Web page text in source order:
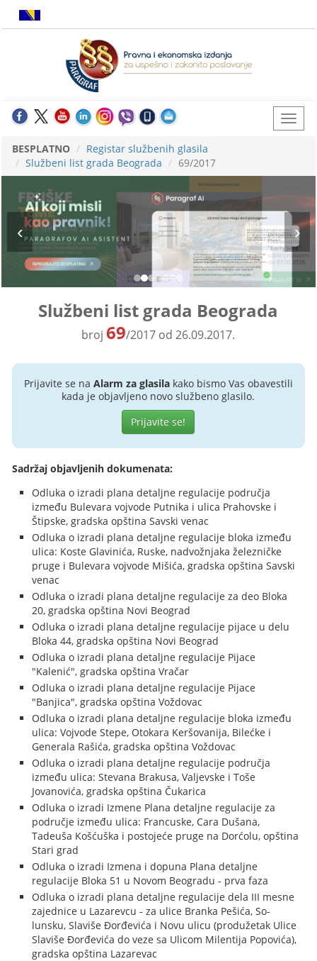
BESPLATNO
Registar službenih glasila
Službeni list grada Beograda
69/2017
Službeni list grada Beograda
broj69/2017 od 26.09.2017.
Prijavite se na Alarm za glasilakako bismo Vas obavestili
kada je objavljeno novo službeno glasilo.
Prijavite se!
Sadržaj objavljenih dokumenata:
Odluka o izradi plana detaljne regulacije područja
između Bulevara vojvode Putnika i ulica Prahovske i
Štipske, gradska opština Savski venac
Odluka o izradi plana detaljne regulacije bloka između
ulica: Koste Glavinića, Ruske, nadvožnjaka železničke
pruge i Bulevara vojvode Mišića, gradska opština Savski
venac
Odluka o izradi plana detaljne regulacije za deo Bloka
20, gradska opština Novi Beograd
Odluka o izradi plana detaljne regulacije pijace u delu
Bloka 44, gradska opština Novi Beograd
Odluka o izradi plana detaljne regulacije Pijace
"Kalenić", gradska opština Vračar
Odluka o izradi plana detaljne regulacije Pijace
"Banjica", gradska opština Voždovac
Odluka o izradi plana detaljne regulacije bloka između
ulica: Vojvode Stepe, Otokara Keršovanija, Bilećke i
Generala Rašića, gradska opština Voždovac
Odluka o izradi plana detaljne regulacije područja
između ulica: Stevana Brakusa, Valjevske i Toše
Jovanovića, gradska opština Čukarica
Odluka o izradi Izmene Plana detaljne regulacije za
područje između ulica: Francuske, Cara Dušana,
Tadeuša Košćuška i postojeće pruge na Dorćolu, opština
Stari grad
Odluka o izradi Izmena i dopuna Plana detaljne
regulacije Bloka 51 u Novom Beogradu - prva faza
Odluka o izradi plana detaljne regulacije dela III mesne
zajednice u Lazarevcu - za ulice Branka Pešića, So-
lunsku, Slaviše Đorđevića i Novu ulicu (produžetak Ulice
Slaviše Đorđevića do veze sa Ulicom Milentija Popovića),
gradska opština Lazarevac